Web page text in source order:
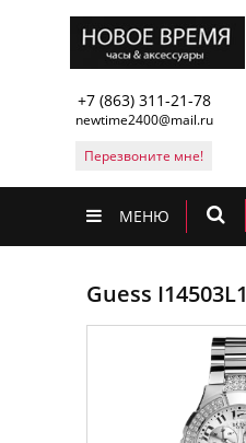
+7 (863) 311-21-78
newtime2400@mail.ru
Перезвоните мне!
МЕНЮ
Guess I14503L1